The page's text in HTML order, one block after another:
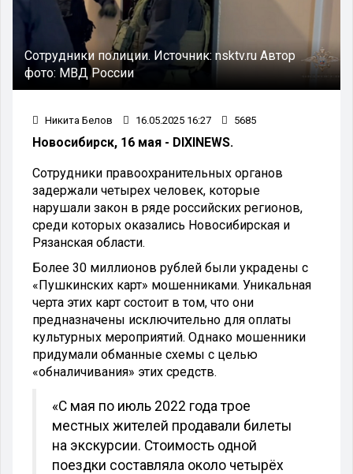
Сотрудники полиции. Источник: nsktv.ruАвтор
фото: МВД России
Никита Белов 16.05.2025 16:27 5685
Новосибирск, 16 мая - DIXINEWS.
Сотрудники правоохранительных органов
задержали четырех человек, которые
нарушали закон в ряде российских регионов,
среди которых оказались Новосибирская и
Рязанская области.
Более 30 миллионов рублей были украдены с
«Пушкинских карт» мошенниками. Уникальная
черта этих карт состоит в том, что они
предназначены исключительно для оплаты
культурных мероприятий. Однако мошенники
придумали обманные схемы с целью
«обналичивания» этих средств.
«С мая по июль 2022 года трое
местных жителей продавали билеты
на экскурсии. Стоимость одной
поездки составляла около четырёх